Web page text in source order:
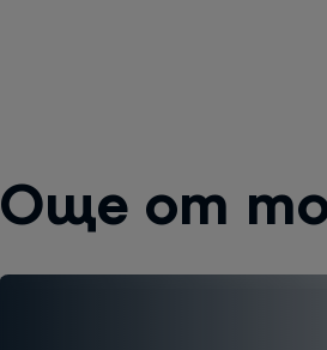
Още от